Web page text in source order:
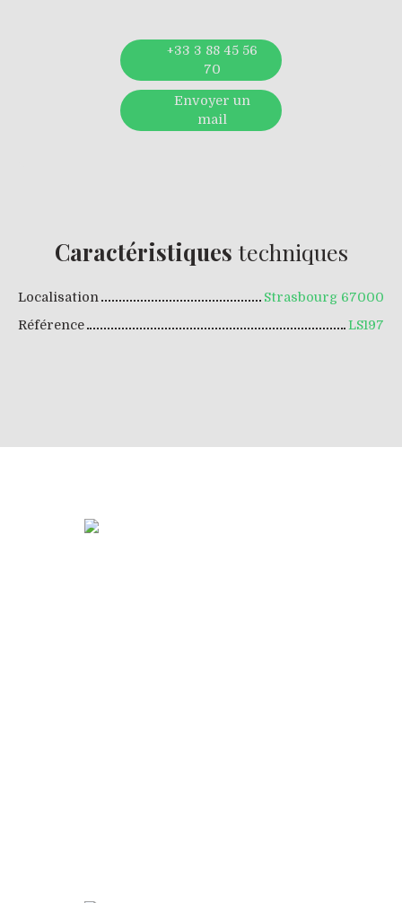
+33 3 88 45 56
70
Envoyer un
mail
Caractéristiques techniques
Localisation
Strasbourg 67000
Référence
LS197